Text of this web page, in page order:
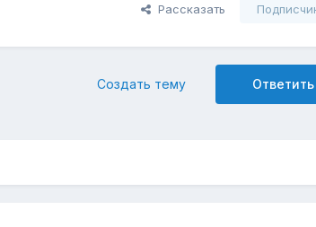
Рассказать
Создать тему